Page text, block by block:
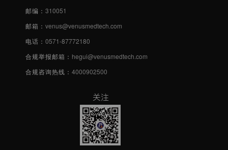
邮编： 310051
邮箱： venus@venusmedtech.com
电话： 0571-87772180
合规举报邮箱： hegui@venusmedtech.com
合规咨询热线： 4000902500
关注